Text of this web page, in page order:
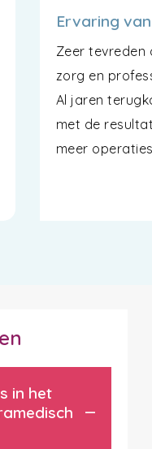
Ervaring
Zeer tevreden
zorg en
Al jaren
met de
meer
in het